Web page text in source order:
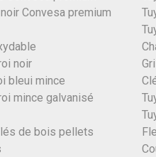
Convesa premium
noir
bleui mince
mince galvanisé
de bois pellets